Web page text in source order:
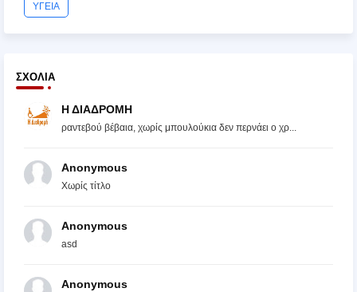
ΥΓΕΙΑ
ΣΧΌΛΙΑ
Η ΔΙΑΔΡΟΜΗ
ραντεβού βέβαια, χωρίς μπουλούκια δεν περνάει ο χρ...
Anonymous
Χωρίς τίτλο
Anonymous
asd
Anonymous